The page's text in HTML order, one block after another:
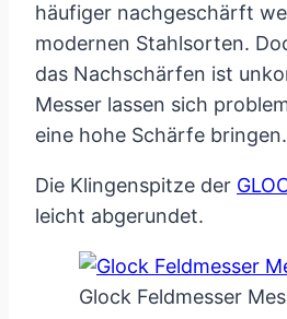
häufiger nachgeschärft
modernen Stahlsorten.
das Nachschärfen ist
Messer lassen sich
eine hohe Schärfe bringen.
Die Klingenspitze der
leicht abgerundet.
Glock Feldmesser